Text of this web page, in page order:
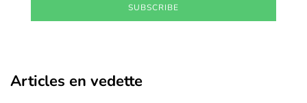
SUBSCRIBE
Articles en vedette